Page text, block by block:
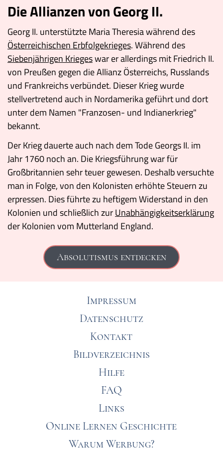
Die Allianzen von Georg II.
Georg II. unterstützte Maria Theresia während des
Österreichischen Erbfolgekrieges. Während des
Siebenjährigen Kriegeswar er allerdings mit Friedrich II.
von Preußen gegen die Allianz Österreichs, Russlands
und Frankreichs verbündet. Dieser Krieg wurde
stellvertretend auch in Nordamerika geführt und dort
unter dem Namen "Franzosen- und Indianerkrieg"
bekannt.
Der Krieg dauerte auch nach dem Tode Georgs II. im
Jahr 1760 noch an. Die Kriegsführung war für
Großbritannien sehr teuer gewesen. Deshalb versuchte
man in Folge, von den Kolonisten erhöhte Steuern zu
erpressen. Dies führte zu heftigem Widerstand in den
Kolonien und schließlich zurUnabhängigkeitserklärung
der Kolonien vom Mutterland England.
Absolutismus entdecken
Impressum
Datenschutz
Kontakt
Bildverzeichnis
Hilfe
FAQ
Links
Online Lernen Geschichte
Warum Werbung?